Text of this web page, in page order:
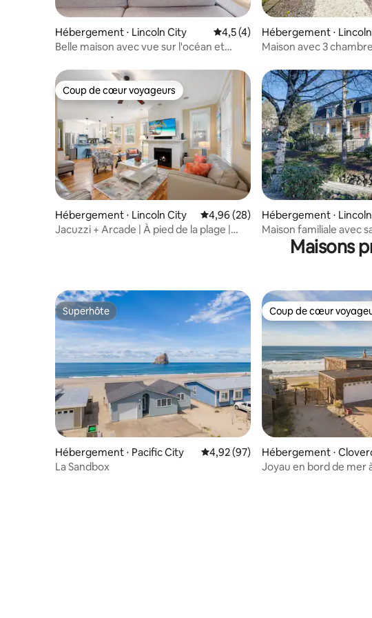
Hébergement ⋅ Lincoln City Évaluation moyenne sur la base
4,5 (4)
Belle maison avec vue sur l'océan et
Hébergement ⋅
Maison avec 3
Coup de cœur voyageurs
Coup de cœur voyageurs
Hébergement ⋅ Lincoln City Évaluation moyenne sur la base de
4,96 (28)
Jacuzzi + Arcade | À pied de la plage |
Hébergement ⋅
Maison familiale avec
jacuzzi, marche
Maisons
Superhôte
Superhôte
Hébergement ⋅ Pacific City Évaluation moyenne sur la base de
4,92 (97)
La Sandbox
Coup de cœur
Coup de cœur
Hébergement ⋅
Joyau en bord de mer